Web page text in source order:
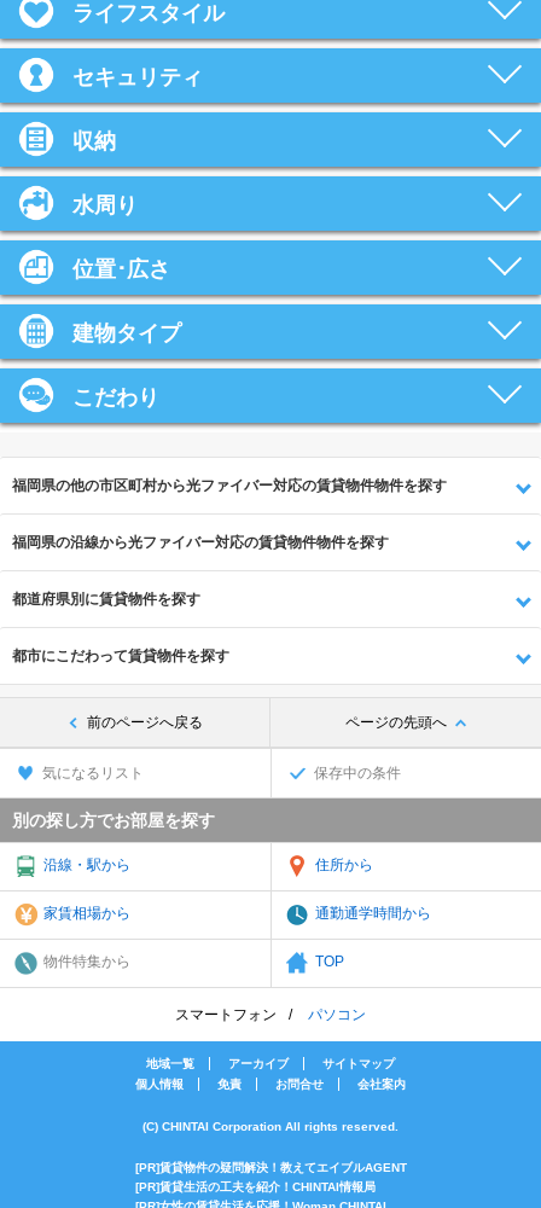
ライフスタイル
セキュリティ
収納
水周り
位置･広さ
建物タイプ
こだわり
福岡県の他の市区町村から光ファイバー対応の賃貸物件物件を探す
福岡県の沿線から光ファイバー対応の賃貸物件物件を探す
都道府県別に賃貸物件を探す
都市にこだわって賃貸物件を探す
前のページへ戻る ページの先頭へ
気になるリスト 保存中の条件
別の探し方でお部屋を探す
沿線・駅から 住所から
家賃相場から 通勤通学時間から
物件特集から TOP
スマートフォン パソコン
地域一覧 アーカイブ
サイトマップ
個人情報
免責 お問合せ 会社案内
(C) CHINTAI Corporation All rights reserved.
[PR]賃貸物件の疑問解決！教えてエイブルAGENT
[PR]賃貸生活の工夫を紹介！CHINTAI情報局